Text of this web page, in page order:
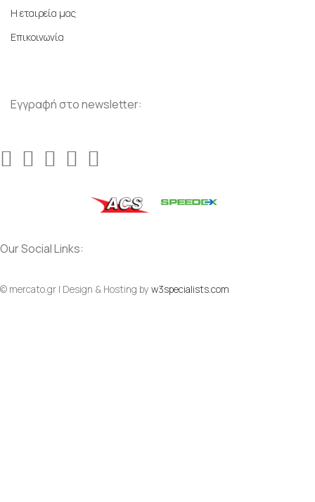
Η εταιρεία μας
Επικοινωνία
Εγγραφή στο newsletter:
Our Social Links:
© mercato.gr | Design & Hosting by w3specialists.com